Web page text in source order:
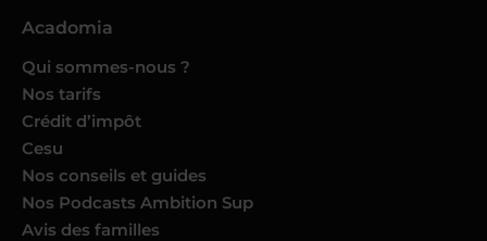
Acadomia
Qui sommes-nous ?
Nos tarifs
Crédit d’impôt
Cesu
Nos conseils et guides
Nos Podcasts Ambition Sup
Avis des familles